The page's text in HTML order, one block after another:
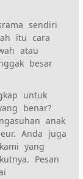
sendiri
itu cara
atau
besar
untuk
benar?
anak
Anda juga
yang
. Pesan